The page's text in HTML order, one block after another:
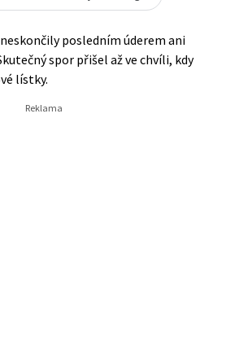
posledním úderem ani
spor přišel až ve chvíli, kdy
lístky.